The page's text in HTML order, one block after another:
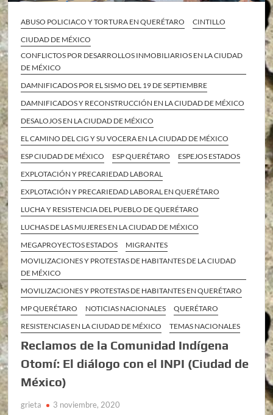
ABUSO POLICIACO Y TORTURA EN QUERÉTARO
CINTILLO
CIUDAD DE MÉXICO
CONFLICTOS POR DESARROLLOS INMOBILIARIOS EN LA CIUDAD
DE MÉXICO
DAMNIFICADOS POR EL SISMO DEL 19 DE SEPTIEMBRE
DAMNIFICADOS Y RECONSTRUCCIÓN EN LA CIUDAD DE MÉXICO
DESALOJOS EN LA CIUDAD DE MÉXICO
EL CAMINO DEL CIG Y SU VOCERA EN LA CIUDAD DE MÉXICO
ESP CIUDAD DE MÉXICO
ESP QUERÉTARO
ESPEJOS ESTADOS
EXPLOTACIÓN Y PRECARIEDAD LABORAL
EXPLOTACIÓN Y PRECARIEDAD LABORAL EN QUERÉTARO
LUCHA Y RESISTENCIA DEL PUEBLO DE QUERÉTARO
LUCHAS DE LAS MUJERES EN LA CIUDAD DE MÉXICO
MEGAPROYECTOS ESTADOS
MIGRANTES
MOVILIZACIONES Y PROTESTAS DE HABITANTES DE LA CIUDAD
DE MÉXICO
MOVILIZACIONES Y PROTESTAS DE HABITANTES EN QUERÉTARO
MP QUERÉTARO
NOTICIAS NACIONALES
QUERÉTARO
RESISTENCIAS EN LA CIUDAD DE MÉXICO
TEMAS NACIONALES
Reclamos de la Comunidad Indígena
Otomí: El diálogo con el INPI (Ciudad de
México)
grieta 3 noviembre, 2020